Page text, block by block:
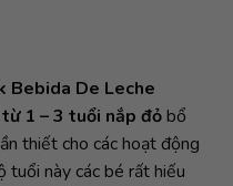
Bebida De Leche
1 – 3 tuổi nắp đỏbổ
thiết cho các hoạt động
tuổi này các bé rất hiếu